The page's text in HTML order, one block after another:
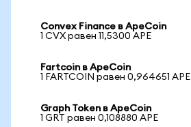
Convex Finance в ApeCoin
1 CVX равен 11,5300 APE
Fartcoin в ApeCoin
1 FARTCOIN равен 0,964651 APE
Graph Token в ApeCoin
1 GRT равен 0,108880 APE